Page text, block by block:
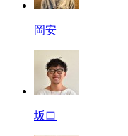
岡安
坂口